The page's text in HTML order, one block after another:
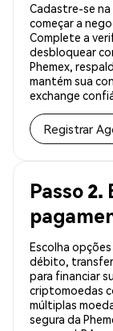
Cadastre-se na
começar a
Complete a
desbloquear
Phemex,
mantém sua
exchange
Registrar
Passo
Escolha
débito,
para financiar
criptomoedas
múltiplas
segura da